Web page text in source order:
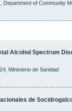
of Community
Alcohol Spectrum
Ministerio de Sanidad
de